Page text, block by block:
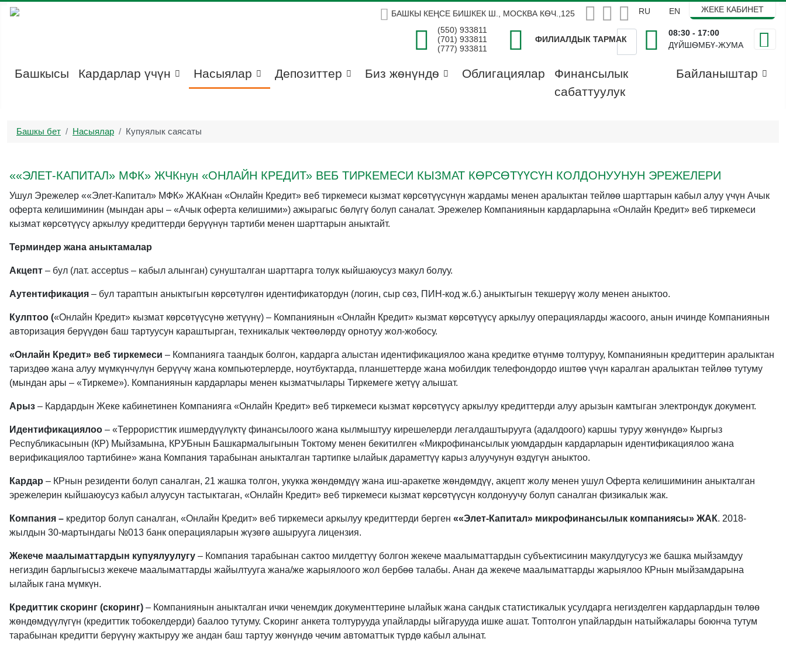
БАШКЫ КЕҢСЕ БИШКЕК Ш., МОСКВА КѲЧ.,125   Select your language
RU EN ЖЕКЕ КАБИНЕТ
(550) 933811
(701) 933811
(777) 933811
ФИЛИАЛДЫК ТАРМАК
08:30 - 17:00
ДҮЙШѲМБҮ-ЖУМА
Искать
Башкысы Кардарлар үчүн Насыялар Депозиттер Биз жѳнүндѳ Облигациялар
Финансылык
сабаттуулук
Байланыштар
Башкы бет Насыялар Купуялык саясаты
««ЭЛЕТ-КАПИТАЛ» МФК» ЖЧКнун «ОНЛАЙН КРЕДИТ» ВЕБ ТИРКЕМЕСИ КЫЗМАТ КӨРСӨТҮҮСҮН КОЛДОНУУНУН ЭРЕЖЕЛЕРИ
Ушул Эрежелер ««Элет-Капитал» МФК» ЖАКнан «Онлайн Кредит» веб тиркемеси кызмат көрсөтүүсүнүн жардамы менен аралыктан тейлөө шарттарын кабыл алуу үчүн Ачык
оферта келишиминин (мындан ары – «Ачык оферта келишими») ажырагыс бөлүгү болуп саналат. Эрежелер Компаниянын кардарларына «Онлайн Кредит» веб тиркемеси
кызмат көрсөтүүсү аркылуу кредиттерди берүүнүн тартиби менен шарттарын аныктайт.
Терминдер жана аныктамалар
Акцепт – бул (лат. acceptus – кабыл алынган) сунушталган шарттарга толук кыйшаюусуз макул болуу.
Аутентификация – бул тараптын аныктыгын көрсөтүлгөн идентификатордун (логин, сыр сөз, ПИН-код ж.б.) аныктыгын текшерүү жолу менен аныктоо.
Кулптоо («Онлайн Кредит» кызмат көрсөтүүсүнө жетүүнү) – Компаниянын «Онлайн Кредит» кызмат көрсөтүүсү аркылуу операцияларды жасоого, анын ичинде Компаниянын
авторизация берүүдөн баш тартуусун караштырган, техникалык чектөөлөрдү орнотуу жол-жобосу.
«Онлайн Кредит» веб тиркемеси – Компанияга таандык болгон, кардарга алыстан идентификациялоо жана кредитке өтүнмө толтуруу, Компаниянын кредиттерин аралыктан
тариздөө жана алуу мүмкүнчүлүн берүүчү жана компьютерлерде, ноутбуктарда, планшеттерде жана мобилдик телефондордо иштөө үчүн каралган аралыктан тейлөө тутуму
(мындан ары – «Тиркеме»). Компаниянын кардарлары менен кызматчылары Тиркемеге жетүү алышат.
Арыз – Кардардын Жеке кабинетинен Компанияга «Онлайн Кредит» веб тиркемеси кызмат көрсөтүүсү аркылуу кредиттерди алуу арызын камтыган электрондук документ.
Идентификациялоо – «Террористтик ишмердүүлүктү финансылоого жана кылмыштуу кирешелерди легалдаштырууга (адалдоого) каршы туруу жөнүндө» Кыргыз
Республикасынын (КР) Мыйзамына, КРУБнын Башкармалыгынын Токтому менен бекитилген «Микрофинансылык уюмдардын кардарларын идентификациялоо жана
верификациялоо тартибине» жана Компания тарабынан аныкталган тартипке ылайык дараметтүү карыз алуучунун өздүгүн аныктоо.
Кардар – КРнын резиденти болуп саналган, 21 жашка толгон, укукка жөндөмдүү жана иш-аракетке жөндөмдүү, акцепт жолу менен ушул Оферта келишиминин аныкталган
эрежелерин кыйшаюусуз кабыл алуусун тастыктаган, «Онлайн Кредит» веб тиркемеси кызмат көрсөтүүсүн колдонуучу болуп саналган физикалык жак.
Компания – кредитор болуп саналган, «Онлайн Кредит» веб тиркемеси аркылуу кредиттерди берген ««Элет-Капитал» микрофинансылык компаниясы» ЖАК. 2018-
жылдын 30-мартындагы №013 банк операцияларын жүзөгө ашырууга лицензия.
Жекече маалыматтардын купуялуулугу – Компания тарабынан сактоо милдеттүү болгон жекече маалыматтардын субъектисинин макулдугусуз же башка мыйзамдуу
негиздин барлыгысыз жекече маалыматтарды жайылтууга жана/же жарыялоого жол бербөө талабы. Анан да жекече маалыматтарды жарыялоо КРнын мыйзамдарына
ылайык гана мүмкүн.
Кредиттик скоринг (скоринг) – Компаниянын аныкталган ички ченемдик документтерине ылайык жана сандык статистикалык усулдарга негизделген кардарлардын төлөө
жөндөмдүүлүгүн (кредиттик тобокелдерди) баалоо тутуму. Скоринг анкета толтурууда упайларды ыйгарууда ишке ашат. Топтолгон упайлардын натыйжалары боюнча тутум
тарабынан кредитти берүүнү жактыруу же андан баш тартуу жөнүндө чечим автоматтык түрдө кабыл алынат.